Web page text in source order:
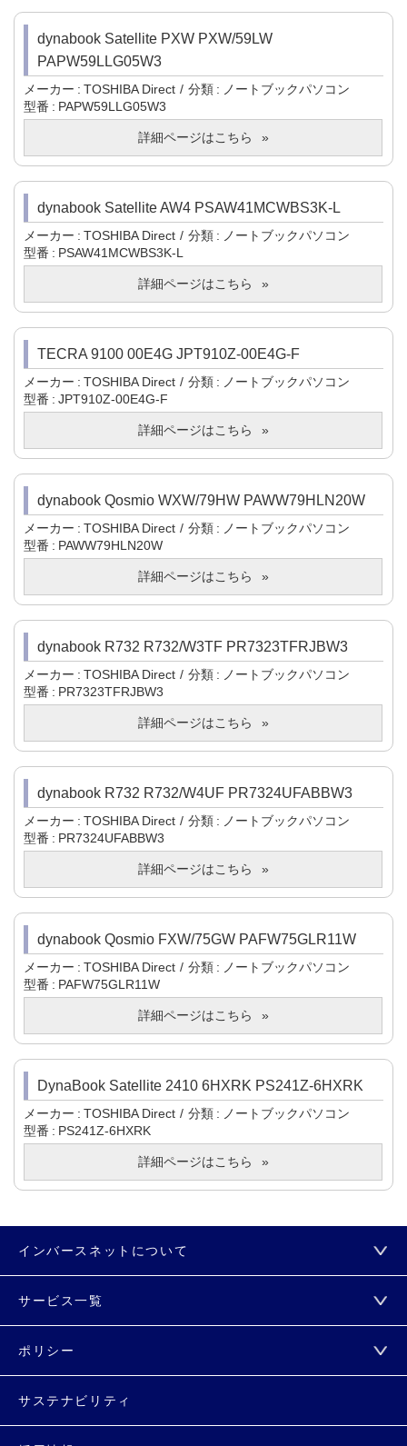
dynabook Satellite PXW PXW/59LW
PAPW59LLG05W3
メーカー TOSHIBA Direct 分類
ノートブックパソコン
型番
PAPW59LLG05W3
詳細ページはこちら
dynabook Satellite AW4 PSAW41MCWBS3K-L
メーカー TOSHIBA Direct 分類
ノートブックパソコン
型番
PSAW41MCWBS3K-L
詳細ページはこちら
TECRA 9100 00E4G JPT910Z-00E4G-F
メーカー TOSHIBA Direct 分類
ノートブックパソコン
型番
JPT910Z-00E4G-F
詳細ページはこちら
dynabook Qosmio WXW/79HW PAWW79HLN20W
メーカー TOSHIBA Direct 分類
ノートブックパソコン
型番
PAWW79HLN20W
詳細ページはこちら
dynabook R732 R732/W3TF PR7323TFRJBW3
メーカー TOSHIBA Direct 分類
ノートブックパソコン
型番
PR7323TFRJBW3
詳細ページはこちら
dynabook R732 R732/W4UF PR7324UFABBW3
メーカー TOSHIBA Direct 分類
ノートブックパソコン
型番
PR7324UFABBW3
詳細ページはこちら
dynabook Qosmio FXW/75GW PAFW75GLR11W
メーカー TOSHIBA Direct 分類
ノートブックパソコン
型番
PAFW75GLR11W
詳細ページはこちら
DynaBook Satellite 2410 6HXRK PS241Z-6HXRK
メーカー TOSHIBA Direct 分類
ノートブックパソコン
型番
PS241Z-6HXRK
詳細ページはこちら
インバースネットについて
サービス一覧
ポリシー
サステナビリティ